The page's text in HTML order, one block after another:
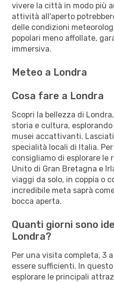
vivere la città in modo più
attività all'aperto
delle condizioni
popolari meno affollate,
immersiva.
Meteo a Londra
Cosa fare a Londra
Scopri la bellezza di
storia e cultura,
musei accattivanti.
specialità locali di Italia.
consigliamo di esplorare le
Unito di Gran Bretagna e
viaggi da solo, in coppia o
incredibile meta saprà
bocca aperta.
Quanti giorni sono
Londra?
Per una visita completa, 3
essere sufficienti. In
esplorare le principali